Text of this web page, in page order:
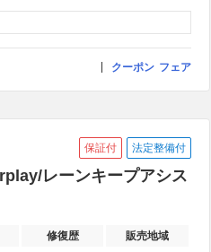
クーポン フェア
保証付 法定整備付
レーンキープアシス
修復歴 販売地域